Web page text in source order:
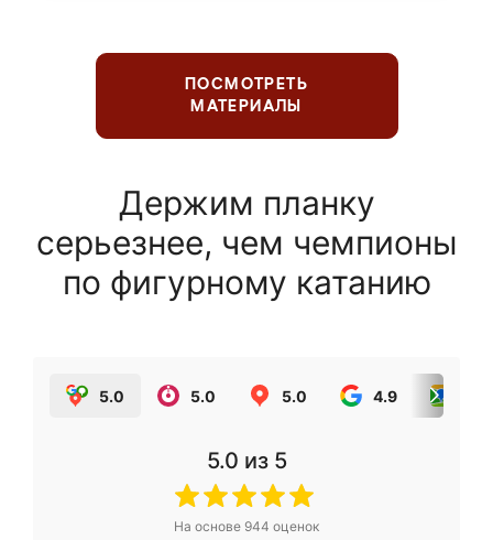
ПОСМОТРЕТЬ
МАТЕРИАЛЫ
Держим планку
серьезнее, чем чемпионы
по фигурному катанию
5.0 5.0 5.0 4.9
5.0 из 5
На основе 944 оценок